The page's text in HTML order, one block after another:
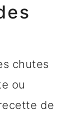
chutes
ou
de